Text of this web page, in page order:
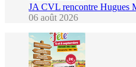
JA CVL rencontre Hugues
06 août 2026